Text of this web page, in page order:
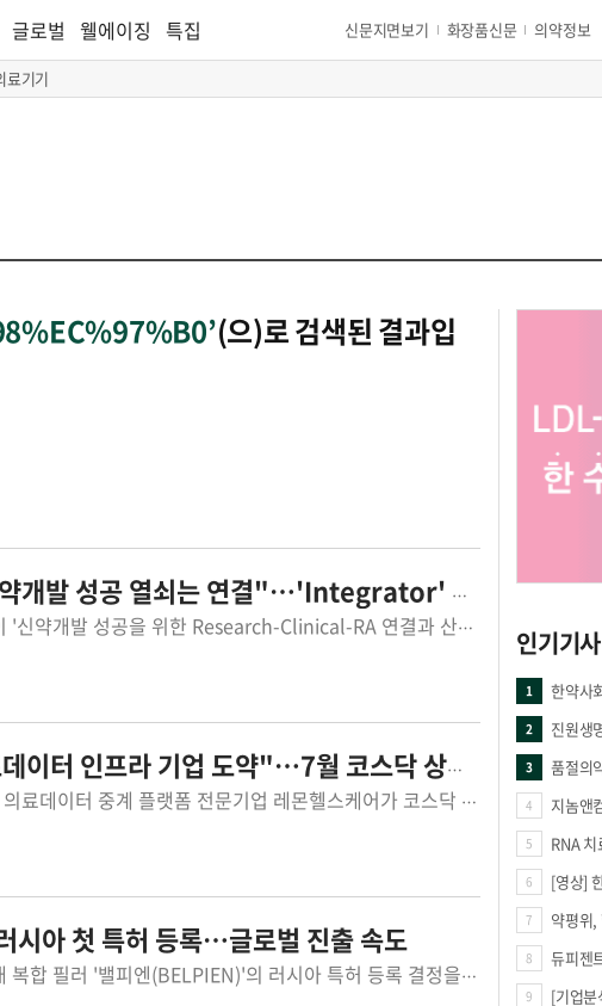
료기기
글로벌 웰에이징 특집 신문지면보기 화장품신문 의약정보
(으)로 검색된 결과입
발 성공 열쇠는 연결"…'Integrator' 역할 주목
최학배 한국산업약사회 회장이 '신약개발 성공을 위한 Research-Clinical-RA 연결과 산업약사의 역할'을 주제로 기조발표를 하고 있다. ©약업신문= 기...
터 인프라 기업 도약"…7월 코스닥 상장 추진
©레몬헬스케어실시간 양방향 의료데이터 중계 플랫폼 전문기업 레몬헬스케어가 코스닥 상장을 앞두고 의료 AI 시대를 뒷받침할 데이터 인프라 기업으로의 성...
시아 첫 특허 등록…글로벌 진출 속도
휴온스그룹 휴메딕스가 차세대 복합 필러 '밸피엔(BELPIEN)'의 러시아 특허 등록 결정을 받으며 글로벌 시장 진출을 위한 지식재산권 확보에 속도를 내고 있...
인기기사
1
2
3
4
5
6
7
8
9